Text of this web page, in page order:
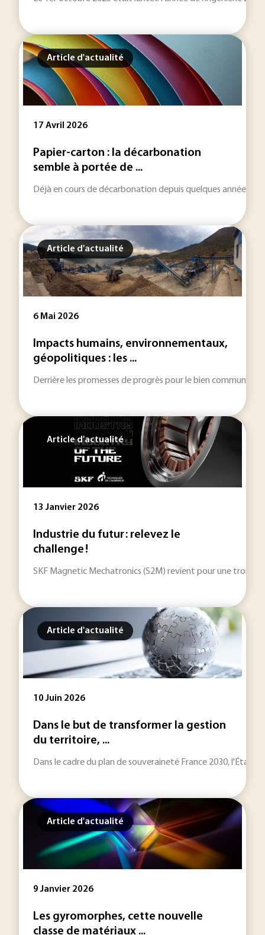
Article d'actualité
17 Avril 2026
Papier-carton : la décarbonation
semble à portée de ...
Déjà en cours de décarbonation depuis quelques années,
Article d'actualité
6 Mai 2026
Impacts humains, environnementaux,
géopolitiques : les ...
Derrière les promesses de progrès pour le bien commun,
Article d'actualité
13 Janvier 2026
Industrie du futur : relevez le
challenge !
SKF Magnetic Mechatronics (S2M) revient pour une
Article d'actualité
10 Juin 2026
Dans le but de transformer la gestion
du territoire, ...
Dans le cadre du plan de souveraineté France 2030, l'État
Article d'actualité
9 Janvier 2026
Les gyromorphes, cette nouvelle
classe de matériaux ...